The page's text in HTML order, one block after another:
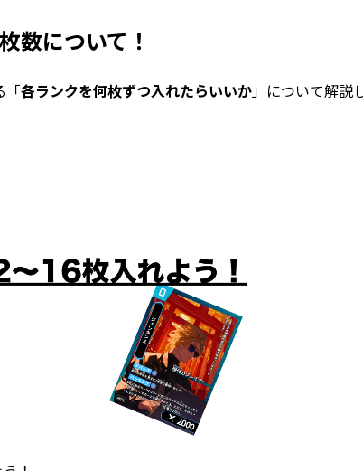
数について！
「各ランクを何枚ずつ入れたらいいか」について解説